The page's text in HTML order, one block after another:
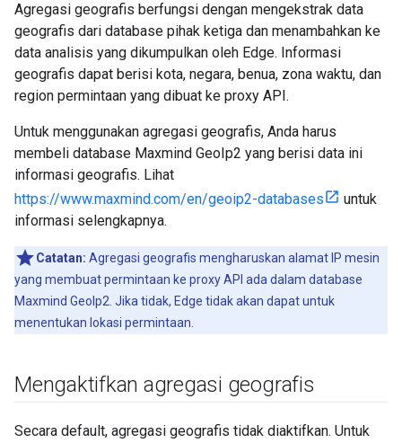
Agregasi geografis berfungsi dengan mengekstrak data
geografis dari database pihak ketiga dan menambahkan ke
data analisis yang dikumpulkan oleh Edge. Informasi
geografis dapat berisi kota, negara, benua, zona waktu, dan
region permintaan yang dibuat ke proxy API.
Untuk menggunakan agregasi geografis, Anda harus
membeli database Maxmind GeoIp2 yang berisi data ini
informasi geografis. Lihat
https://www.maxmind.com/en/geoip2-databases
untuk
informasi selengkapnya.
Catatan: Agregasi geografis mengharuskan alamat IP mesin
yang membuat permintaan ke proxy API ada dalam database
Maxmind GeoIp2. Jika tidak, Edge tidak akan dapat untuk
menentukan lokasi permintaan.
Mengaktifkan agregasi geografis
Secara default, agregasi geografis tidak diaktifkan. Untuk